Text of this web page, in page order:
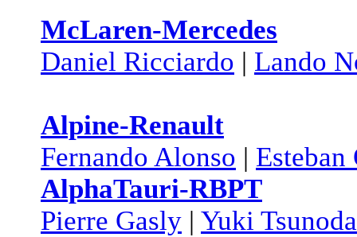
McLaren-Mercedes
Daniel Ricciardo | Lando
Alpine-Renault
Fernando Alonso | Esteban
AlphaTauri-RBPT
Pierre Gasly | Yuki Tsunoda